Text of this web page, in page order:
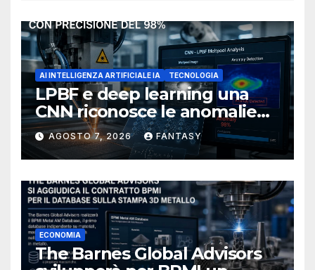
AI INTELLIGENZA ARTIFICIALE IA TECNOLOGIA
LPBF e deep learning una
CNN riconosce le anomalie
del bagno di fusione
AGOSTO 7, 2026 FANTASY
ECONOMIA
The Barnes Global Advisors